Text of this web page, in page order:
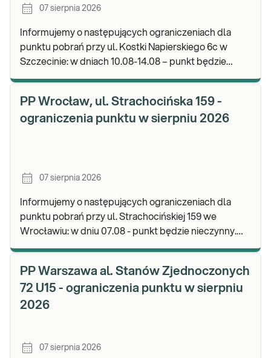
07 sierpnia 2026
Informujemy o następujących ograniczeniach dla
punktu pobrań przy ul. Kostki Napierskiego 6c w
Szczecinie: w dniach 10.08-14.08 – punkt będzie
PP Wrocław, ul. Strachocińska 159 -
ograniczenia punktu w sierpniu 2026
07 sierpnia 2026
Informujemy o następujących ograniczeniach dla
punktu pobrań przy ul. Strachocińskiej 159 we
Wrocławiu: w dniu 07.08 - punkt będzie nieczynny.
PP Warszawa al. Stanów Zjednoczonych
72 U15 - ograniczenia punktu w sierpniu
2026
07 sierpnia 2026